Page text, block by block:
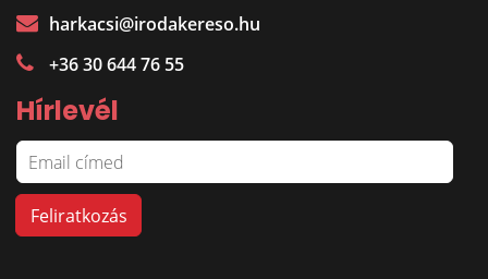
harkacsi@irodakereso.hu
+36 30 644 76 55
Hírlevél